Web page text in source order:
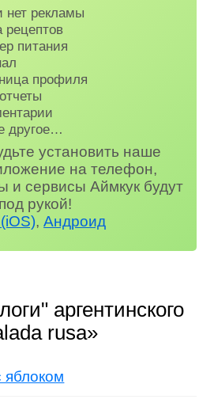
нет рекламы
рецептов
питания
профиля
другое…
установить наше
на телефон,
и сервисы Аймкук будут
рукой!
,Андроид
аргентинского
rusa»